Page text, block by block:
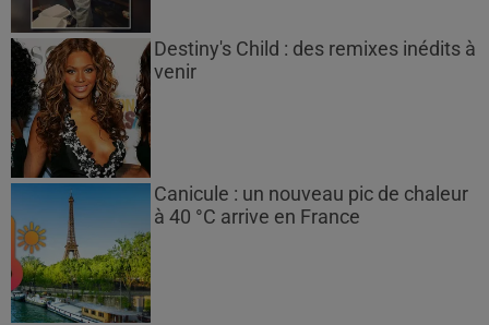
Destiny's Child : des remixes inédits à
venir
Canicule : un nouveau pic de chaleur
à 40 °C arrive en France